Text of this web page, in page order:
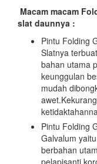
Macam macam
slat daunnya :
Pintu Folding
Slatnya
bahan utama
keunggulan
mudah
Pintu Folding
Galvalum
berbahan
pelapisanti